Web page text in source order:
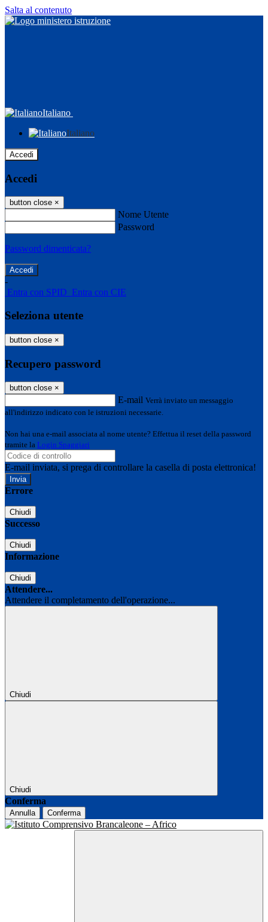
Salta al contenuto
Italiano
Italiano
Accedi
Accedi
button close ×
Nome Utente
Password
Password dimenticata?
-
Entra con SPID Entra con CIE
Seleziona utente
button close ×
Recupero password
button close ×
E-mail Verrà inviato un messaggio
all'indirizzo indicato con le istruzioni necessarie.
Non hai una e-mail associata al nome utente? Effettua il reset della password
tramite la Login Spaggiari
E-mail inviata, si prega di controllare la casella di posta elettronica!
Errore
Chiudi
Successo
Chiudi
Informazione
Chiudi
Attendere...
Attendere il completamento dell'operazione...
Chiudi
Chiudi
Conferma
Annulla Conferma